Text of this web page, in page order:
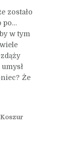
zostało
po…
w tym
Że